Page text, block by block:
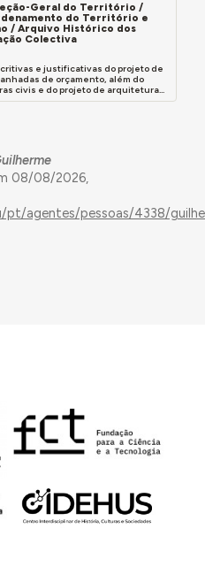
Geral do Território /
do Território e
/ Arquivo Histórico dos
Colectiva
e justificativas do projeto de
de orçamento, além do
civis e do projeto de arquitetura...
08/08/2026,
agentes/pessoas/4338/